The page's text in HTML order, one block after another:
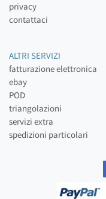
privacy
contattaci
ALTRI SERVIZI
fatturazione elettronica
ebay
POD
triangolazioni
servizi extra
spedizioni particolari